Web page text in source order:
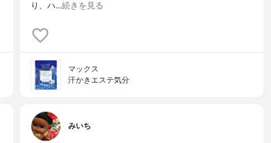
り、ハ…続きを見る
マックス
汗かきエステ気分
みいち